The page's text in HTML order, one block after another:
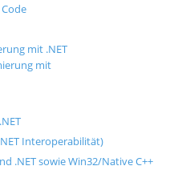
mit .NET
mit
Interoperabilität)
.NET sowie Win32/Native C++